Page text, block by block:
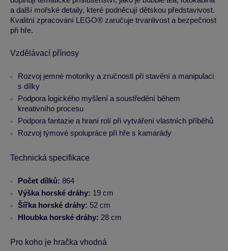
a další mořské detaily, které podněcují dětskou představivost.
Kvalitní zpracování LEGO® zaručuje trvanlivost a bezpečnost
při hře.
Vzdělávací přínosy
Rozvoj jemné motoriky a zručnosti při stavění a manipulaci
s dílky
Podpora logického myšlení a soustředění během
kreativního procesu
Podpora fantazie a hraní rolí při vytváření vlastních příběhů
Rozvoj týmové spolupráce při hře s kamarády
Technická specifikace
Počet dílků: 864
Výška horské dráhy: 19 cm
Šířka horské dráhy: 52 cm
Hloubka horské dráhy: 28 cm
Pro koho je hračka vhodná